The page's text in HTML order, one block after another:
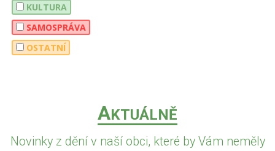
KULTURA
SAMOSPRÁVA
OSTATNÍ
AKTUÁLNĚ
Novinky z dění v naší obci, které by Vám neměly